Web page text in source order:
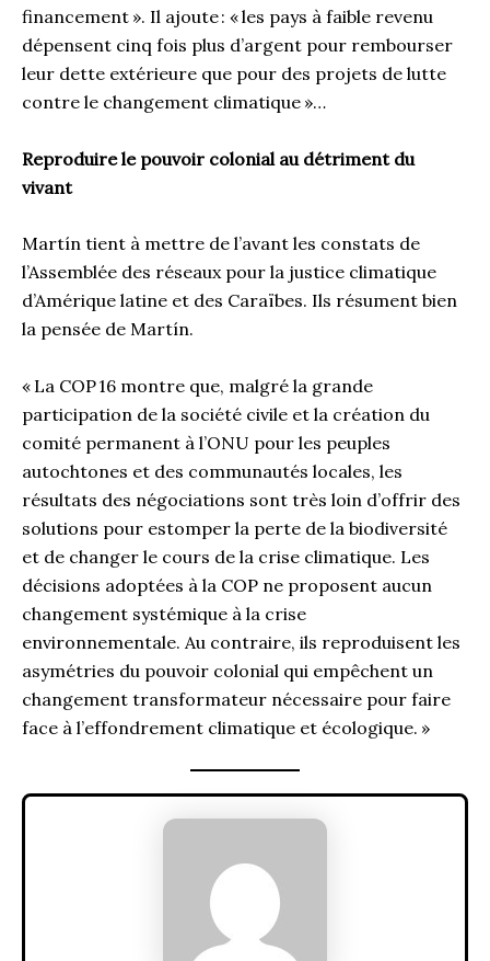
financement ». Il ajoute : « les pays à faible revenu
dépensent cinq fois plus d’argent pour rembourser
leur dette extérieure que pour des projets de lutte
contre le changement climatique »…
Reproduire le pouvoir colonial au détriment du
vivant
Martín tient à mettre de l’avant les constats de
l’Assemblée des réseaux pour la justice climatique
d’Amérique latine et des Caraïbes. Ils résument bien
la pensée de Martín.
« La COP 16 montre que, malgré la grande
participation de la société civile et la création du
comité permanent à l’ONU pour les peuples
autochtones et des communautés locales, les
résultats des négociations sont très loin d’offrir des
solutions pour estomper la perte de la biodiversité
et de changer le cours de la crise climatique. Les
décisions adoptées à la COP ne proposent aucun
changement systémique à la crise
environnementale. Au contraire, ils reproduisent les
asymétries du pouvoir colonial qui empêchent un
changement transformateur nécessaire pour faire
face à l’effondrement climatique et écologique. »